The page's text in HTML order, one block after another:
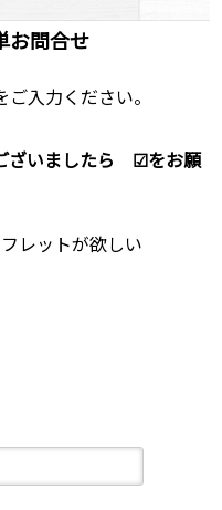
お問合せ
入力ください。
ざいましたら ☑をお願
レットが欲しい